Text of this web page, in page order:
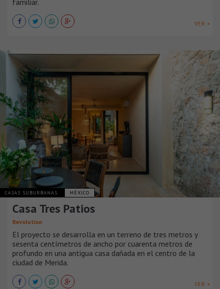
familiar.
VER +
CASAS SUBURBANAS MÉXICO
Casa Tres Patios
Revolution
El proyecto se desarrolla en un terreno de tres metros y
sesenta centímetros de ancho por cuarenta metros de
profundo en una antigua casa dañada en el centro de la
ciudad de Merida.
VER +